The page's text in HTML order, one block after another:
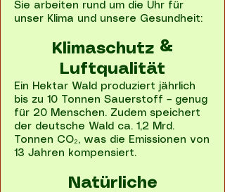
Sie arbeiten rund um die Uhr für
unser Klima und unsere Gesundheit:
Klimaschutz &
Luftqualität
Ein Hektar Wald produziert jährlich
bis zu 10 Tonnen Sauerstoff – genug
für 20 Menschen. Zudem speichert
der deutsche Wald ca. 1,2 Mrd.
Tonnen CO₂, was die Emissionen von
13 Jahren kompensiert.
Natürliche